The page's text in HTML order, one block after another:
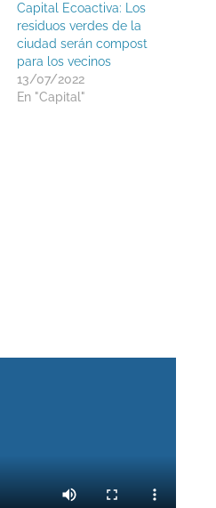
Capital Ecoactiva: Los
residuos verdes de la
ciudad serán compost
para los vecinos
13/07/2022
En "Capital"